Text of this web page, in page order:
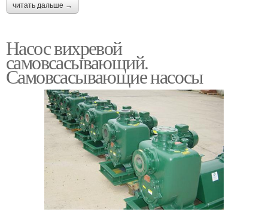
читать дальше →
Насос вихревой
самовсасывающий.
Самовсасывающие насосы